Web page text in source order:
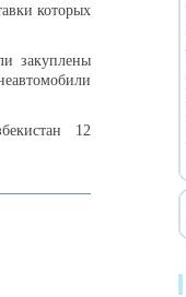
которых
закуплены
12